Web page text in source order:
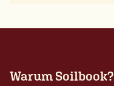
Warum Soilbook?